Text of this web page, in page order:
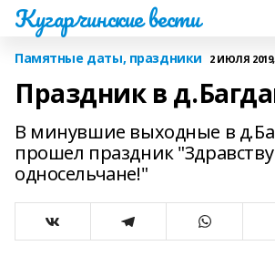
Кугарчинские вести
Памятные даты, праздники 2 ИЮЛЯ 2019,
Праздник в
В минувшие выходные в
прошел праздник
односельчане!"